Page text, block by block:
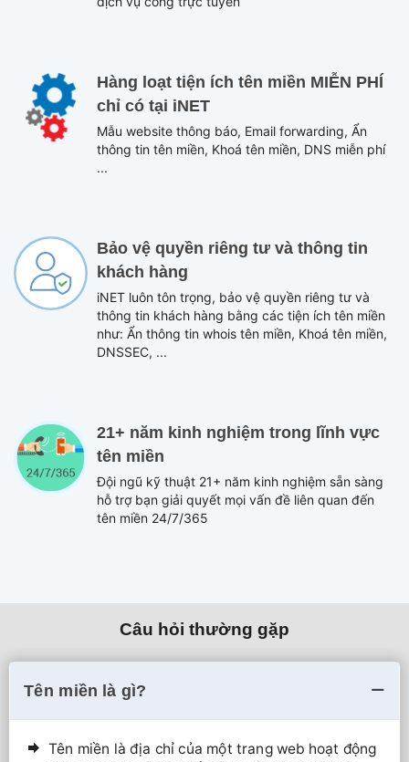
Hàng loạt tiện ích tên miền MIỄN PHÍ
chỉ có tại iNET
Mẫu website thông báo, Email forwarding, Ẩn
thông tin tên miền, Khoá tên miền, DNS miễn phí
...
Bảo vệ quyền riêng tư và thông tin
khách hàng
iNET luôn tôn trọng, bảo vệ quyền riêng tư và
thông tin khách hàng bằng các tiện ích tên miền
như: Ẩn thông tin whois tên miền, Khoá tên miền,
DNSSEC, ...
21+ năm kinh nghiệm trong lĩnh vực
tên miền
Đội ngũ kỹ thuật 21+ năm kinh nghiệm sẵn sàng
hỗ trợ bạn giải quyết mọi vấn đề liên quan đến
tên miền 24/7/365
Câu hỏi thường gặp
Tên miền là gì?
Tên miền là địa chỉ của một trang web hoạt động